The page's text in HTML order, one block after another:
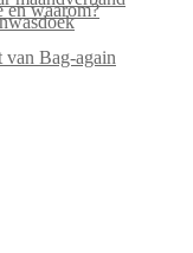
en waarom?
van Bag-again